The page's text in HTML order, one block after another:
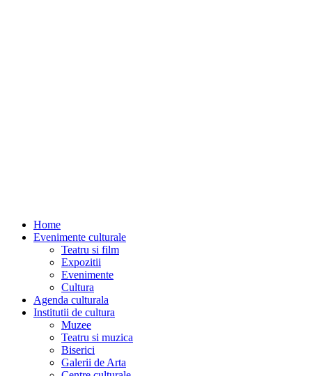
Home
Evenimente culturale
Teatru si film
Expozitii
Evenimente
Cultura
Agenda culturala
Institutii de cultura
Muzee
Teatru si muzica
Biserici
Galerii de Arta